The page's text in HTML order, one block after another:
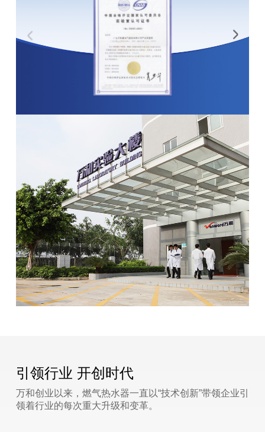
引领行业 开创时代
万和创业以来，燃气热水器一直以“技术创新”带领企业引
领着行业的每次重大升级和变革。